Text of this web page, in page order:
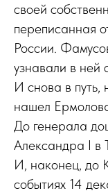
своей
переписанная
России.
узнавали в ней
И снова в
нашел
До генерала
Александра I в
И, наконец, до
событиях 14